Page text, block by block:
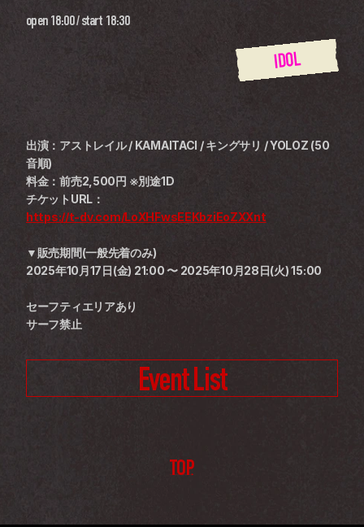
open 18:00 / start 18:30
IDOL
出演：アストレイル / KAMAITACI / キングサリ / YOLOZ (50
音順)
料金：前売2,500円 ※別途1D
チケットURL：
https://t-dv.com/LoXHFwsEEKbziEoZXXnt
▼販売期間(一般先着のみ)
2025年10月17日(金) 21:00 〜 2025年10月28日(火) 15:00
セーフティエリアあり
サーフ禁止
Event List
TOP